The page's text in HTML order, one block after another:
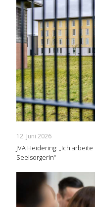
12. Juni 2026
JVA Heidering: „Ich
Seelsorgerin“